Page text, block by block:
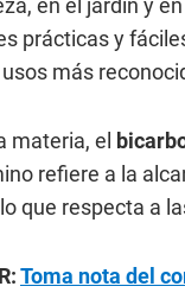
en el jardín y
prácticas y
más
materia, el
refiere a la
que respecta a
Toma nota del